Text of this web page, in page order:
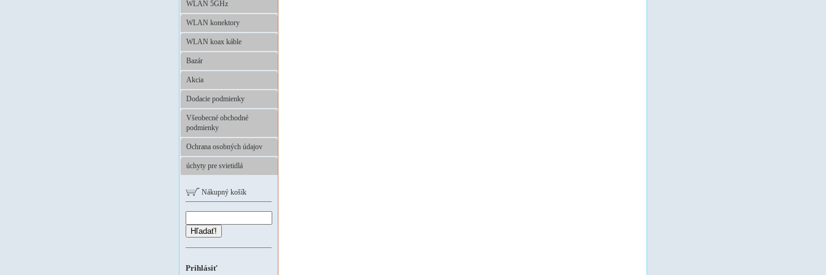
WLAN 5GHz
WLAN konektory
WLAN koax káble
Bazár
Akcia
Dodacie podmienky
Všeobecné obchodné
podmienky
Ochrana osobných údajov
úchyty pre svietidlá
Nákupný košík
Hľadať!
Prihlásiť